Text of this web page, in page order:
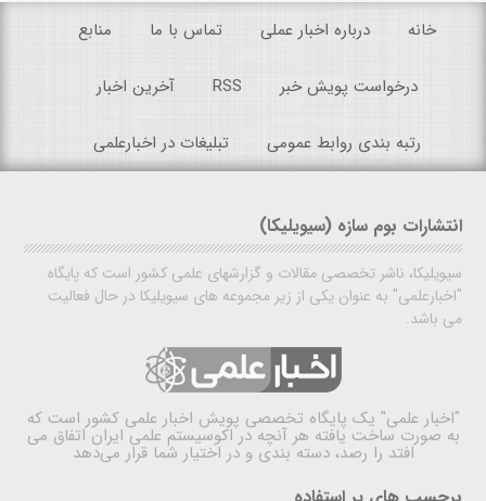
خانه درباره اخبار عملی تماس با ما منابع
درخواست پویش خبر RSS آخرین اخبار
رتبه بندی روابط عمومی تبلیغات در اخبارعلمی
انتشارات بوم سازه (سیویلیکا)
سیویلیکا، ناشر تخصصی مقالات و گزارشهای علمی کشور است که پایگاه
"اخبارعلمی" به عنوان یکی از زیر مجموعه های سیویلیکا در حال فعالیت
می باشد.
"اخبار علمی" یک پایگاه تخصصی پویش اخبار علمی کشور است که
به صورت ساخت یافته هر آنچه در اکوسیستم علمی ایران اتفاق می
افتد را رصد، دسته بندی و در اختیار شما قرار می‌دهد